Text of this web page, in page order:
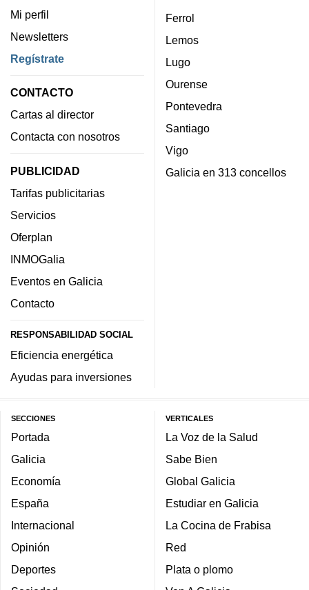
Mi perfil
Newsletters
Regístrate
CONTACTO
Cartas al director
Contacta con nosotros
PUBLICIDAD
Tarifas publicitarias
Servicios
Oferplan
INMOGalia
Eventos en Galicia
Contacto
RESPONSABILIDAD SOCIAL
Eficiencia energética
Ayudas para inversiones
Ferrol
Lemos
Lugo
Ourense
Pontevedra
Santiago
Vigo
Galicia en 313 concellos
SECCIONES
Portada
Galicia
Economía
España
Internacional
Opinión
Deportes
VERTICALES
La Voz de la Salud
Sabe Bien
Global Galicia
Estudiar en Galicia
La Cocina de Frabisa
Red
Plata o plomo